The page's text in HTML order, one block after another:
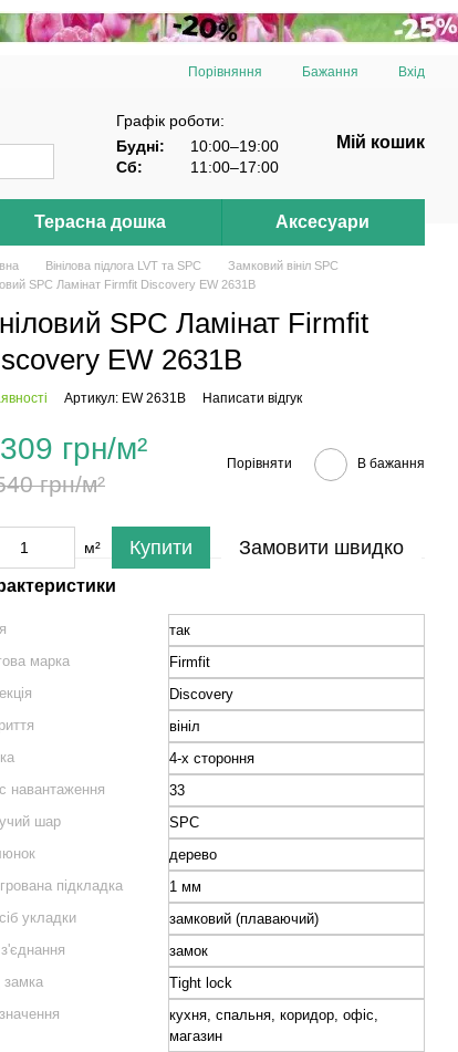
Порівняння Бажання Вхід
Графік роботи:
Будні:
10:00–19:00
Сб:
11:00–17:00
Мій кошик
Терасна дошка Аксесуари
Вінілова підлога LVT та SPC
Замковий вініл SPC
SPC Ламінат Firmfit Discovery EW 2631B
SPC Ламінат Firmfit
EW 2631B
Артикул: EW 2631B Написати відгук
грн/м²
грн/м²
Порівняти В бажання
м² Купити Замовити швидко
так
марка
Firmfit
Discovery
вініл
4-х стороння
навантаження
33
шар
SPC
дерево
підкладка
1 мм
укладки
замковий (плаваючий)
замок
замка
Tight lock
кухня, спальня, коридор, офіс,
магазин